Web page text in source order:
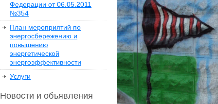
Федерации от 06.05.2011
№354
План мероприятий по
энергосбережению и
повышению
энергетической
энергоэффективности
Услуги
Новости и объявления